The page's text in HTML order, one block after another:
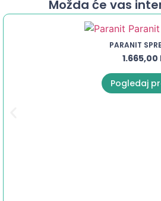
Možda će vas
PARANIT
1.665,00
Pogledaj